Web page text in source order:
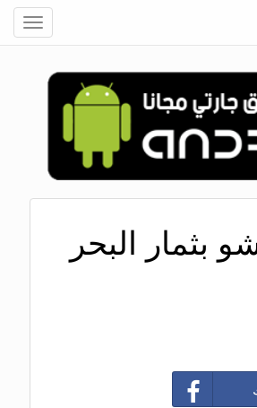
بثمار البحر